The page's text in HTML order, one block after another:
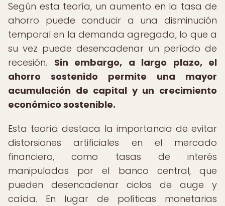
Según esta teoría, un aumento en la tasa de
ahorro puede conducir a una disminución
temporal en la demanda agregada, lo que a
su vez puede desencadenar un período de
recesión. Sin embargo, a largo plazo, el
ahorro sostenido permite una mayor
acumulación de capital y un crecimiento
económico sostenible.
Esta teoría destaca la importancia de evitar
distorsiones artificiales en el mercado
financiero, como tasas de interés
manipuladas por el banco central, que
pueden desencadenar ciclos de auge y
caída. En lugar de políticas monetarias